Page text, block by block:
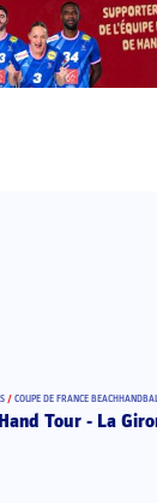
/ COUPE DE FRANCE
Tour - La